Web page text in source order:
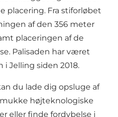
placering. Fra stiforløbet
af den 356 meter
placeringen af de
Palisaden har været
i Jelling siden 2018.
du lade dig opsluge af
højteknologiske
eller finde fordybelse i